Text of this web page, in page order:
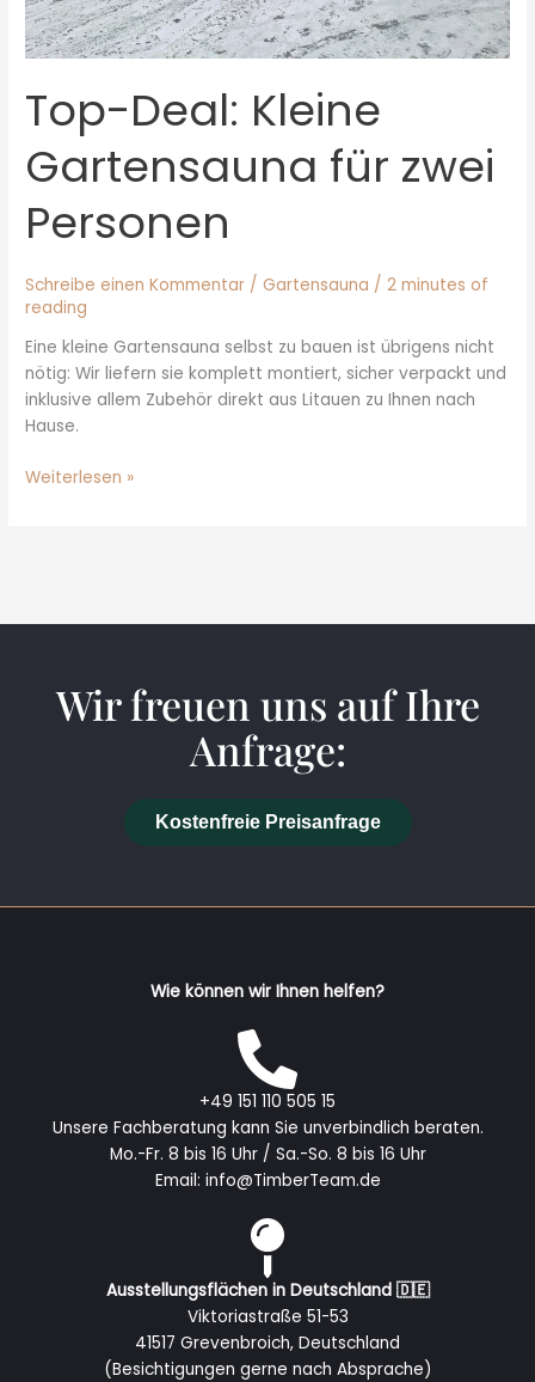
Top-Deal: Kleine
Gartensauna für zwei
Personen
Schreibe einen Kommentar / Gartensauna /2 minutes of
reading
Eine kleine Gartensauna selbst zu bauen ist übrigens nicht
nötig: Wir liefern sie komplett montiert, sicher verpackt und
inklusive allem Zubehör direkt aus Litauen zu Ihnen nach
Hause.
Weiterlesen »
Wir freuen uns auf Ihre
Anfrage:
Kostenfreie Preisanfrage
Wie können wir Ihnen helfen?
+49 151 110 505 15
Unsere Fachberatung kann Sie unverbindlich beraten.
Mo.-Fr. 8 bis 16 Uhr / Sa.-So. 8 bis 16 Uhr
Email: info@TimberTeam.de
Ausstellungsflächen in Deutschland 🇩🇪
Viktoriastraße 51-53
41517 Grevenbroich, Deutschland
(Besichtigungen gerne nach Absprache)